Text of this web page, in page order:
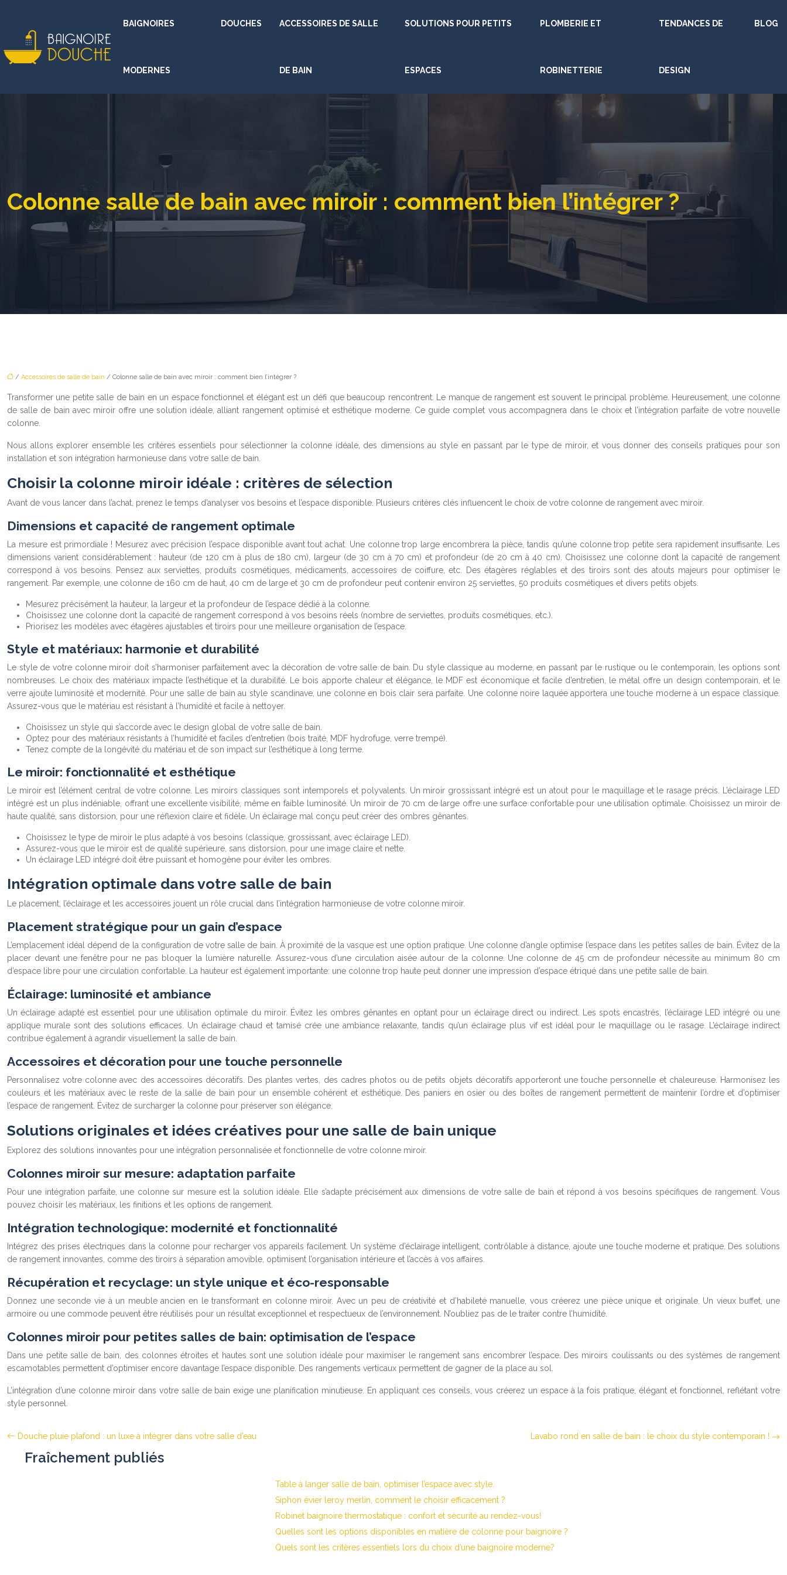
BAIGNOIRES
MODERNES
DOUCHES ACCESSOIRES DE SALLE
DE BAIN
SOLUTIONS POUR PETITS
ESPACES
PLOMBERIE ET
ROBINETTERIE
TENDANCES DE
DESIGN
BLOG
Colonne salle de bain avec miroir : comment bien l’intégrer ?
/ Accessoires de salle de bain / Colonne salle de bain avec miroir : comment bien l’intégrer ?
Transformer une petite salle de bain en un espace fonctionnel et élégant est un défi que beaucoup rencontrent. Le manque de rangement est souvent le principal problème. Heureusement, une colonne
de salle de bain avec miroir offre une solution idéale, alliant rangement optimisé et esthétique moderne. Ce guide complet vous accompagnera dans le choix et l’intégration parfaite de votre nouvelle
colonne.
Nous allons explorer ensemble les critères essentiels pour sélectionner la colonne idéale, des dimensions au style en passant par le type de miroir, et vous donner des conseils pratiques pour son
installation et son intégration harmonieuse dans votre salle de bain.
Choisir la colonne miroir idéale : critères de sélection
Avant de vous lancer dans l’achat, prenez le temps d’analyser vos besoins et l’espace disponible. Plusieurs critères clés influencent le choix de votre colonne de rangement avec miroir.
Dimensions et capacité de rangement optimale
La mesure est primordiale ! Mesurez avec précision l’espace disponible avant tout achat. Une colonne trop large encombrera la pièce, tandis qu’une colonne trop petite sera rapidement insuffisante. Les
dimensions varient considérablement : hauteur (de 120 cm à plus de 180 cm), largeur (de 30 cm à 70 cm) et profondeur (de 20 cm à 40 cm). Choisissez une colonne dont la capacité de rangement
correspond à vos besoins. Pensez aux serviettes, produits cosmétiques, médicaments, accessoires de coiffure, etc. Des étagères réglables et des tiroirs sont des atouts majeurs pour optimiser le
rangement. Par exemple, une colonne de 160 cm de haut, 40 cm de large et 30 cm de profondeur peut contenir environ 25 serviettes, 50 produits cosmétiques et divers petits objets.
Mesurez précisément la hauteur, la largeur et la profondeur de l’espace dédié à la colonne.
Choisissez une colonne dont la capacité de rangement correspond à vos besoins réels (nombre de serviettes, produits cosmétiques, etc.).
Priorisez les modèles avec étagères ajustables et tiroirs pour une meilleure organisation de l’espace.
Style et matériaux: harmonie et durabilité
Le style de votre colonne miroir doit s’harmoniser parfaitement avec la décoration de votre salle de bain. Du style classique au moderne, en passant par le rustique ou le contemporain, les options sont
nombreuses. Le choix des matériaux impacte l’esthétique et la durabilité. Le bois apporte chaleur et élégance, le MDF est économique et facile d’entretien, le métal offre un design contemporain, et le
verre ajoute luminosité et modernité. Pour une salle de bain au style scandinave, une colonne en bois clair sera parfaite. Une colonne noire laquée apportera une touche moderne à un espace classique.
Assurez-vous que le matériau est résistant à l’humidité et facile à nettoyer.
Choisissez un style qui s’accorde avec le design global de votre salle de bain.
Optez pour des matériaux résistants à l’humidité et faciles d’entretien (bois traité, MDF hydrofuge, verre trempé).
Tenez compte de la longévité du matériau et de son impact sur l’esthétique à long terme.
Le miroir: fonctionnalité et esthétique
Le miroir est l’élément central de votre colonne. Les miroirs classiques sont intemporels et polyvalents. Un miroir grossissant intégré est un atout pour le maquillage et le rasage précis. L’éclairage LED
intégré est un plus indéniable, offrant une excellente visibilité, même en faible luminosité. Un miroir de 70 cm de large offre une surface confortable pour une utilisation optimale. Choisissez un miroir de
haute qualité, sans distorsion, pour une réflexion claire et fidèle. Un éclairage mal conçu peut créer des ombres gênantes.
Choisissez le type de miroir le plus adapté à vos besoins (classique, grossissant, avec éclairage LED).
Assurez-vous que le miroir est de qualité supérieure, sans distorsion, pour une image claire et nette.
Un éclairage LED intégré doit être puissant et homogène pour éviter les ombres.
Intégration optimale dans votre salle de bain
Le placement, l’éclairage et les accessoires jouent un rôle crucial dans l’intégration harmonieuse de votre colonne miroir.
Placement stratégique pour un gain d’espace
L’emplacement idéal dépend de la configuration de votre salle de bain. À proximité de la vasque est une option pratique. Une colonne d’angle optimise l’espace dans les petites salles de bain. Évitez de la
placer devant une fenêtre pour ne pas bloquer la lumière naturelle. Assurez-vous d’une circulation aisée autour de la colonne. Une colonne de 45 cm de profondeur nécessite au minimum 80 cm
d’espace libre pour une circulation confortable. La hauteur est également importante: une colonne trop haute peut donner une impression d’espace étriqué dans une petite salle de bain.
Éclairage: luminosité et ambiance
Un éclairage adapté est essentiel pour une utilisation optimale du miroir. Évitez les ombres gênantes en optant pour un éclairage direct ou indirect. Les spots encastrés, l’éclairage LED intégré ou une
applique murale sont des solutions efficaces. Un éclairage chaud et tamisé crée une ambiance relaxante, tandis qu’un éclairage plus vif est idéal pour le maquillage ou le rasage. L’éclairage indirect
contribue également à agrandir visuellement la salle de bain.
Accessoires et décoration pour une touche personnelle
Personnalisez votre colonne avec des accessoires décoratifs. Des plantes vertes, des cadres photos ou de petits objets décoratifs apporteront une touche personnelle et chaleureuse. Harmonisez les
couleurs et les matériaux avec le reste de la salle de bain pour un ensemble cohérent et esthétique. Des paniers en osier ou des boîtes de rangement permettent de maintenir l’ordre et d’optimiser
l’espace de rangement. Évitez de surcharger la colonne pour préserver son élégance.
Solutions originales et idées créatives pour une salle de bain unique
Explorez des solutions innovantes pour une intégration personnalisée et fonctionnelle de votre colonne miroir.
Colonnes miroir sur mesure: adaptation parfaite
Pour une intégration parfaite, une colonne sur mesure est la solution idéale. Elle s’adapte précisément aux dimensions de votre salle de bain et répond à vos besoins spécifiques de rangement. Vous
pouvez choisir les matériaux, les finitions et les options de rangement.
Intégration technologique: modernité et fonctionnalité
Intégrez des prises électriques dans la colonne pour recharger vos appareils facilement. Un système d’éclairage intelligent, contrôlable à distance, ajoute une touche moderne et pratique. Des solutions
de rangement innovantes, comme des tiroirs à séparation amovible, optimisent l’organisation intérieure et l’accès à vos affaires.
Récupération et recyclage: un style unique et éco-responsable
Donnez une seconde vie à un meuble ancien en le transformant en colonne miroir. Avec un peu de créativité et d’habileté manuelle, vous créerez une pièce unique et originale. Un vieux buffet, une
armoire ou une commode peuvent être réutilisés pour un résultat exceptionnel et respectueux de l’environnement. N’oubliez pas de le traiter contre l’humidité.
Colonnes miroir pour petites salles de bain: optimisation de l’espace
Dans une petite salle de bain, des colonnes étroites et hautes sont une solution idéale pour maximiser le rangement sans encombrer l’espace. Des miroirs coulissants ou des systèmes de rangement
escamotables permettent d’optimiser encore davantage l’espace disponible. Des rangements verticaux permettent de gagner de la place au sol.
L’intégration d’une colonne miroir dans votre salle de bain exige une planification minutieuse. En appliquant ces conseils, vous créerez un espace à la fois pratique, élégant et fonctionnel, reflétant votre
style personnel.
Douche pluie plafond : un luxe à intégrer dans votre salle d’eau Lavabo rond en salle de bain : le choix du style contemporain !
Fraîchement publiés
Table à langer salle de bain, optimiser l’espace avec style.
Siphon évier leroy merlin, comment le choisir efficacement ?
Robinet baignoire thermostatique : confort et sécurité au rendez-vous!
Quelles sont les options disponibles en matière de colonne pour baignoire ?
Quels sont les critères essentiels lors du choix d’une baignoire moderne?